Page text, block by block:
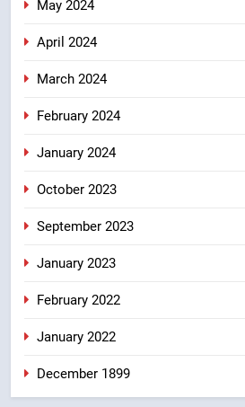
May 2024
April 2024
March 2024
February 2024
January 2024
October 2023
September 2023
January 2023
February 2022
January 2022
December 1899